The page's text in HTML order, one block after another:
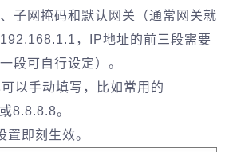
子网掩码和默认网关（通常网关就
，IP地址的前三段需要
段可自行设定）。
以手动填写，比如常用的
8.8.8.8。
置即刻生效。